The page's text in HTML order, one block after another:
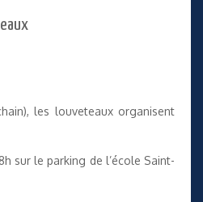
les louveteaux organisent
sur le parking de l’école Saint-